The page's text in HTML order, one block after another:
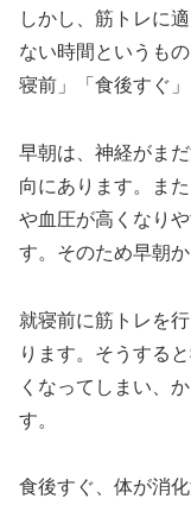
しかし、筋トレに
ない時間というも
寝前」「食後すぐ」
早朝は、神経がま
向にあります。ま
や血圧が高くなり
す。そのため早朝
就寝前に筋トレを
ります。そうする
くなってしまい、
す。
食後すぐ、体が消